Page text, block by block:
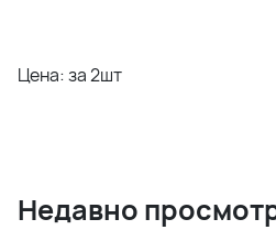
Цена: за 2шт
Недавно